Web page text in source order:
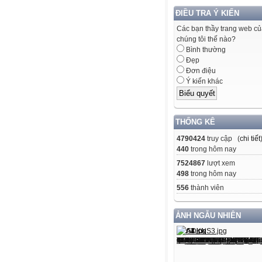
ĐIỀU TRA Ý KIẾN
Các bạn thầy trang web
chúng tôi thế nào?
Bình thường
Đẹp
Đơn điệu
Ý kiến khác
THỐNG KÊ
4790424 truy cập (chi tiết)
440 trong hôm nay
7524867 lượt xem
498 trong hôm nay
556 thành viên
ẢNH NGẪU NHIÊN